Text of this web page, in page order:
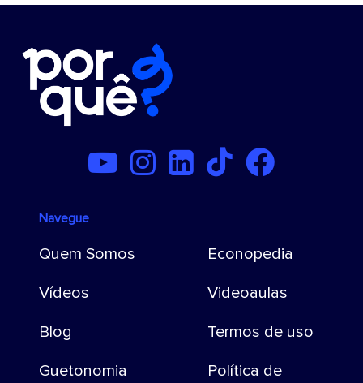
Navegue
Quem Somos
Vídeos
Blog
Guetonomia
Econopedia
Videoaulas
Termos de uso
Política de